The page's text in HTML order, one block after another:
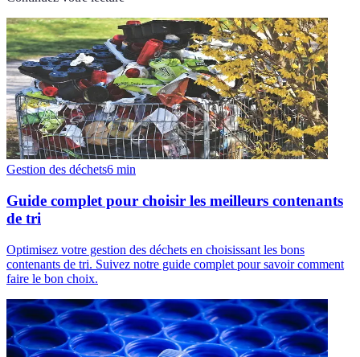
Gestion des déchets6 min
Guide complet pour choisir les meilleurs contenants
de tri
Optimisez votre gestion des déchets en choisissant les bons
contenants de tri. Suivez notre guide complet pour savoir comment
faire le bon choix.